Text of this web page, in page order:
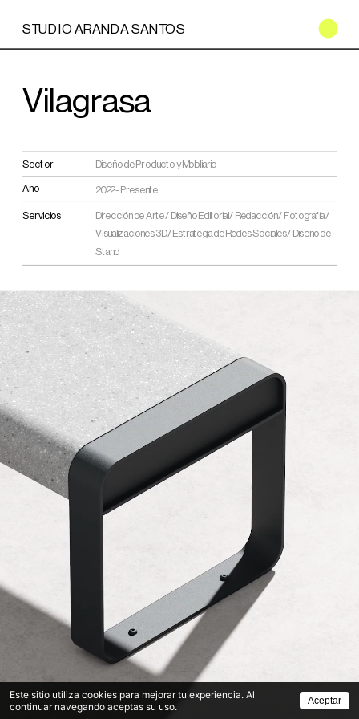
STUDIO ARANDA SANTOS
Vilagrasa
Sector Diseño de Producto y Mobiliario
Año 2022 - Presente
Servicios Dirección de Arte / Diseño Editorial / Redacción / Fotografía /
Visualizaciones 3D / Estrategia de Redes Sociales / Diseño de
Stand
Este sitio utiliza cookies para mejorar tu experiencia. Al
continuar navegando aceptas su uso.
Aceptar